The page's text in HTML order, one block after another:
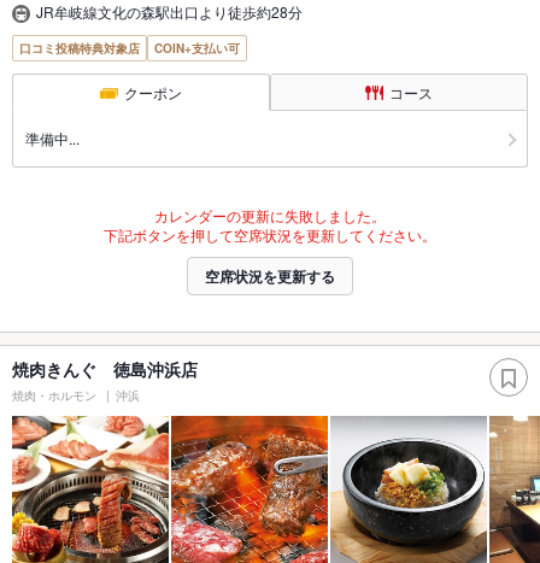
JR牟岐線文化の森駅出口より徒歩約28分
口コミ投稿特典対象店 COIN+支払い可
クーポン コース
準備中...
カレンダーの更新に失敗しました。
下記ボタンを押して空席状況を更新してください。
空席状況を更新する
焼肉きんぐ 徳島沖浜店
焼肉・ホルモン 沖浜